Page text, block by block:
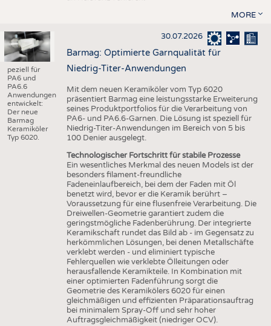
MORE
peziell für
PA6 und
PA6.6
Anwendungen
entwickelt:
Der neue
Barmag
Keramiköler
Typ 6020.
30.07.2026
Barmag: Optimierte Garnqualität für
Niedrig-Titer-Anwendungen
Mit dem neuen Keramiköler vom Typ 6020
präsentiert Barmag eine leistungsstarke Erweiterung
seines Produktportfolios für die Verarbeitung von
PA6- und PA6.6-Garnen. Die Lösung ist speziell für
Niedrig-Titer-Anwendungen im Bereich von 5 bis
100 Denier ausgelegt.
Technologischer Fortschritt für stabile Prozesse
Ein wesentliches Merkmal des neuen Models ist der
besonders filament-freundliche
Fadeneinlaufbereich, bei dem der Faden mit Öl
benetzt wird, bevor er die Keramik berührt –
Voraussetzung für eine flusenfreie Verarbeitung. Die
Dreiwellen-Geometrie garantiert zudem die
geringstmögliche Fadenberührung. Der integrierte
Keramikschaft rundet das Bild ab - im Gegensatz zu
herkömmlichen Lösungen, bei denen Metallschäfte
verklebt werden - und eliminiert typische
Fehlerquellen wie verklebte Ölleitungen oder
herausfallende Keramikteile. In Kombination mit
einer optimierten Fadenführung sorgt die
Geometrie des Keramikölers 6020 für einen
gleichmäßigen und effizienten Präparationsauftrag
bei minimalem Spray-Off und sehr hoher
Auftragsgleichmäßigkeit (niedriger OCV).